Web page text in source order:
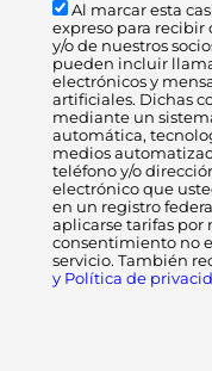
Al marcar esta
expreso para
y/o de nuestros
pueden incluir
electrónicos y
artificiales. Dichas
mediante un
automática,
medios
teléfono y/o
electrónico que
en un registro
aplicarse tarifas por
consentimiento no
servicio. También
y Política de